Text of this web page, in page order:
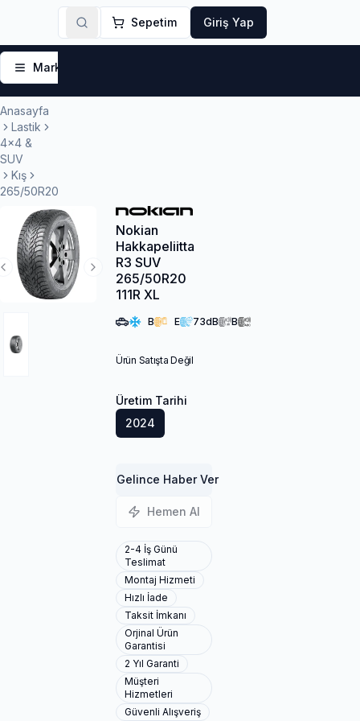
Sepetim Giriş Yap
Markalar
Anasayfa
Lastik
4x4 &
SUV
Kış
265/50R20
Next Slide
Previous Slide
Nokian
Hakkapeliitta
R3 SUV
265/50R20
111R XL
B E 73dB B
Ürün Satışta Değil
Üretim Tarihi
2024
Gelince Haber Ver
Hemen Al
2-4 İş Günü
Teslimat
Montaj Hizmeti
Hızlı İade
Taksit İmkanı
Orjinal Ürün
Garantisi
2 Yıl Garanti
Müşteri
Hizmetleri
Güvenli Alışveriş